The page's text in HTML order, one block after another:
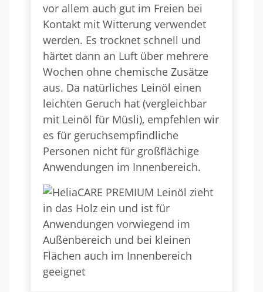
vor allem auch gut im Freien bei
Kontakt mit Witterung verwendet
werden. Es trocknet schnell und
härtet dann an Luft über mehrere
Wochen ohne chemische Zusätze
aus. Da natürliches Leinöl einen
leichten Geruch hat (vergleichbar
mit Leinöl für Müsli), empfehlen wir
es für geruchsempfindliche
Personen nicht für großflächige
Anwendungen im Innenbereich.